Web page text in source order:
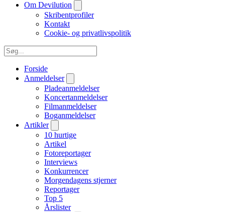
Om Devilution
Skribentprofiler
Kontakt
Cookie- og privatlivspolitik
Forside
Anmeldelser
Pladeanmeldelser
Koncertanmeldelser
Filmanmeldelser
Boganmeldelser
Artikler
10 hurtige
Artikel
Fotoreportager
Interviews
Konkurrencer
Morgendagens stjerner
Reportager
Top 5
Årslister